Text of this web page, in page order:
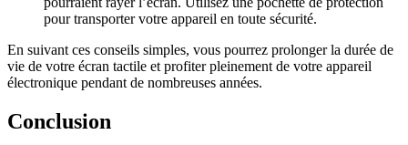
pour transporter votre appareil en toute sécurité.
En suivant ces conseils simples, vous pourrez prolonger la durée de
vie de votre écran tactile et profiter pleinement de votre appareil
électronique pendant de nombreuses années.
Conclusion